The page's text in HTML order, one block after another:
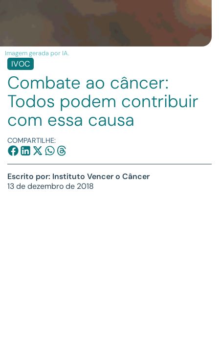
Imagem gerada por IA.
IVOC
Combate ao câncer:
Todos podem contribuir
com essa causa
COMPARTILHE:
Escrito por: Instituto Vencer o Câncer
13 de dezembro de 2018